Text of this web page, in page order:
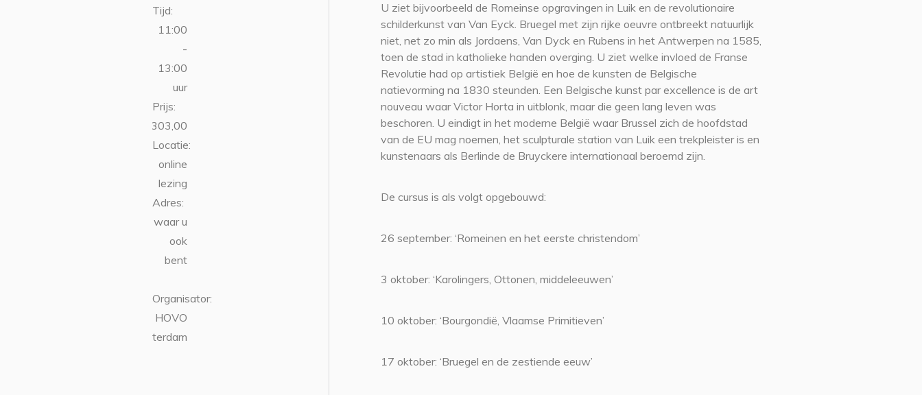
Tijd:
11:00
-
13:00
uur
Prijs:
€303,00
Locatie:
online
lezing
Adres:
waar u
ook
bent
Organisator:
HOVO
Amsterdam
U ziet bijvoorbeeld de Romeinse opgravingen in Luik en de revolutionaire
schilderkunst van Van Eyck. Bruegel met zijn rijke oeuvre ontbreekt natuurlijk
niet, net zo min als Jordaens, Van Dyck en Rubens in het Antwerpen na 1585,
toen de stad in katholieke handen overging. U ziet welke invloed de Franse
Revolutie had op artistiek België en hoe de kunsten de Belgische
natievorming na 1830 steunden. Een Belgische kunst par excellence is de art
nouveau waar Victor Horta in uitblonk, maar die geen lang leven was
beschoren. U eindigt in het moderne België waar Brussel zich de hoofdstad
van de EU mag noemen, het sculpturale station van Luik een trekpleister is en
kunstenaars als Berlinde de Bruyckere internationaal beroemd zijn.
De cursus is als volgt opgebouwd:
26 september: ‘Romeinen en het eerste christendom’
3 oktober: ‘Karolingers, Ottonen, middeleeuwen’
10 oktober: ‘Bourgondië, Vlaamse Primitieven’
17 oktober: ‘Bruegel en de zestiende eeuw’